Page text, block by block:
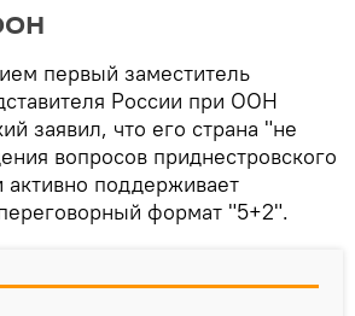
первый заместитель
России при ООН
заявил, что его страна "не
вопросов приднестровского
активно поддерживает
формат "5+2".